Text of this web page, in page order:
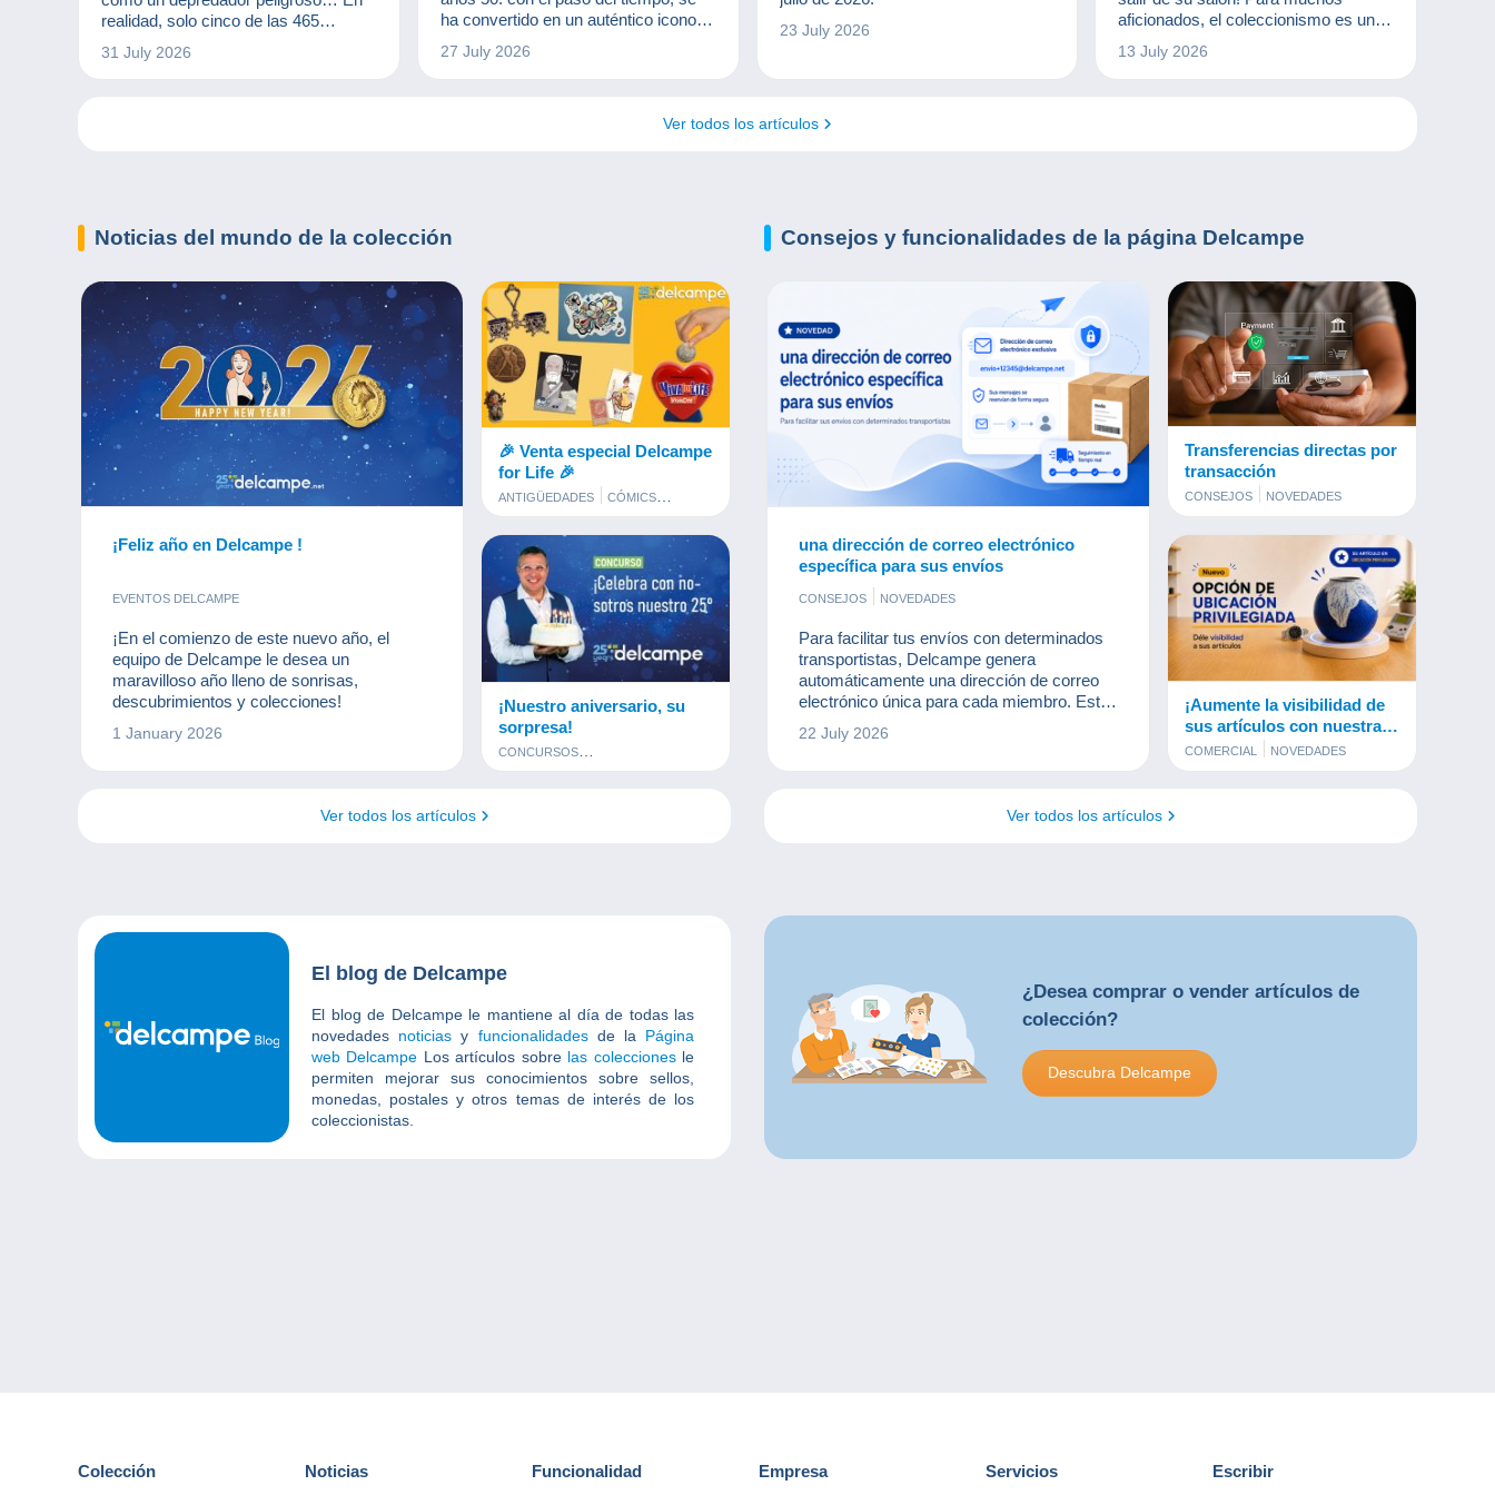
realidad, solo cinco de las 465
humanos cuando se presenta la
31 July 2026
ha convertido en un auténtico icono
generaciones. Para los
27 July 2026
23 July 2026
aficionados, el coleccionismo es una
moverse del sitio. Ya se trate de
13 July 2026
Ver todos los artículos
Noticias del mundo de la colección
¡Feliz año en Delcampe !
EVENTOS DELCAMPE
¡En el comienzo de este nuevo año, el
equipo de Delcampe le desea un
maravilloso año lleno de sonrisas,
descubrimientos y colecciones!
1 January 2026
🎉 Venta especial Delcampe
for Life 🎉
ANTIGÜEDADES
CÓMICS
EVENTOS DELCAMPE
JOYAS
MONEDAS & BILLETES
POSTALES
PUBLICIDAD
SELLOS
¡Nuestro aniversario, su
sorpresa!
CONCURSOS
Ver todos los artículos
Consejos y funcionalidades de la página Delcampe
una dirección de correo electrónico
específica para sus envíos
CONSEJOS NOVEDADES
Para facilitar tus envíos con determinados
transportistas, Delcampe genera
automáticamente una dirección de correo
electrónico única para cada miembro. Esta
transportista necesite una dirección de
la recogida de un paquete o realizar
22 July 2026
Transferencias directas por
transacción
CONSEJOS NOVEDADES
¡Aumente la visibilidad de
sus artículos con nuestra
nueva opción de ubicación
COMERCIAL NOVEDADES
Ver todos los artículos
El blog de Delcampe
El blog de Delcampe le mantiene al día de todas las
novedades noticias y funcionalidadesde la Página
web Delcampe Los artículos sobre las coleccionesle
permiten mejorar sus conocimientos sobre sellos,
monedas, postales y otros temas de interés de los
coleccionistas.
¿Desea comprar o vender artículos de
colección?
Descubra Delcampe
Colección Noticias Funcionalidad Empresa Servicios Escribir